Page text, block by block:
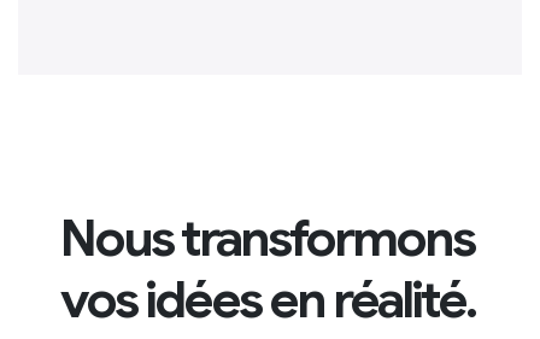
Nous transformons
vos idées en réalité.